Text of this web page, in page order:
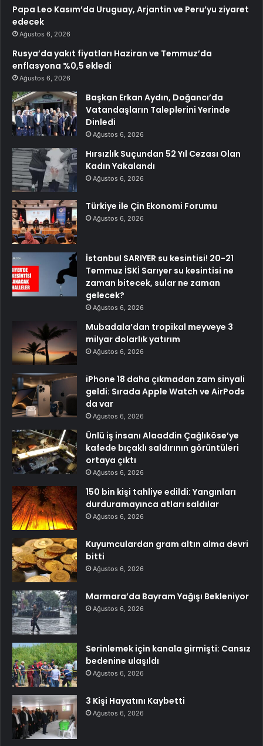
Papa Leo Kasım’da Uruguay, Arjantin ve Peru’yu ziyaret
edecek
Ağustos 6, 2026
Rusya’da yakıt fiyatları Haziran ve Temmuz’da
enflasyona %0,5 ekledi
Ağustos 6, 2026
Başkan Erkan Aydın, Doğancı’da
Vatandaşların Taleplerini Yerinde
Dinledi
Ağustos 6, 2026
Hırsızlık Suçundan 52 Yıl Cezası Olan
Kadın Yakalandı
Ağustos 6, 2026
Türkiye ile Çin Ekonomi Forumu
Ağustos 6, 2026
İstanbul SARIYER su kesintisi! 20-21
Temmuz İSKİ Sarıyer su kesintisi ne
zaman bitecek, sular ne zaman
gelecek?
Ağustos 6, 2026
Mubadala’dan tropikal meyveye 3
milyar dolarlık yatırım
Ağustos 6, 2026
iPhone 18 daha çıkmadan zam sinyali
geldi: Sırada Apple Watch ve AirPods
da var
Ağustos 6, 2026
Ünlü iş insanı Alaaddin Çağlıköse’ye
kafede bıçaklı saldırının görüntüleri
ortaya çıktı
Ağustos 6, 2026
150 bin kişi tahliye edildi: Yangınları
durduramayınca atları saldılar
Ağustos 6, 2026
Kuyumculardan gram altın alma devri
bitti
Ağustos 6, 2026
Marmara’da Bayram Yağışı Bekleniyor
Ağustos 6, 2026
Serinlemek için kanala girmişti: Cansız
bedenine ulaşıldı
Ağustos 6, 2026
3 Kişi Hayatını Kaybetti
Ağustos 6, 2026